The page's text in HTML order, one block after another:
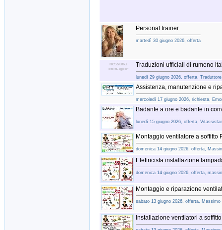
Personal trainer
martedì 30 giugno 2026, offerta
nessuna
immagine
Traduzioni ufficiali di rumeno
lunedì 29 giugno 2026, offerta,
Assistenza, manutenzione e
mercoledì 17 giugno 2026, richiesta,
Badante a ore e badante in
lunedì 15 giugno 2026, offerta,
Montaggio ventilatore a soffitto
domenica 14 giugno 2026, offerta,
Elettricista installazione
domenica 14 giugno 2026, offerta,
Montaggio e riparazione
sabato 13 giugno 2026, offerta, Massimo
Installazione ventilatori a